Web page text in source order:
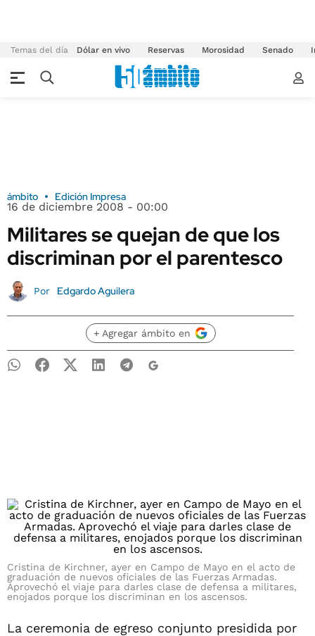
Temas del día Dólar en vivo Reservas Morosidad Senado
ámbito Edición Impresa
16 de diciembre 2008 - 00:00
Militares se quejan de que los
discriminan por el parentesco
Por Edgardo Aguilera
+ Agregar ámbito en
Cristina de Kirchner, ayer en Campo de Mayo en el acto de
graduación de nuevos oficiales de las Fuerzas Armadas.
Aprovechó el viaje para darles clase de defensa a militares,
enojados porque los discriminan en los ascensos.
La ceremonia de egreso conjunto presidida por